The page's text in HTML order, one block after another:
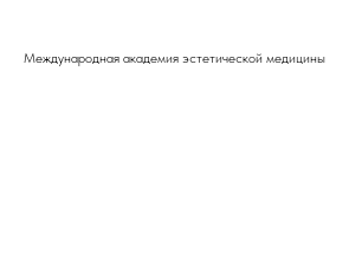
Международная академия эстетической медицины